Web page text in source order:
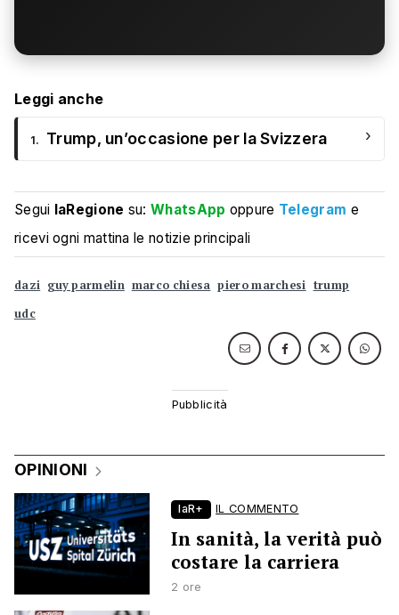
Leggi anche
1. Trump, un’occasione per la Svizzera ›
Segui laRegione su:WhatsApp oppure Telegram e
ricevi ogni mattina le notizie principali
dazi guy parmelin marco chiesa piero marchesi trump
udc
OPINIONI
laR+ IL COMMENTO
In sanità, la verità può
costare la carriera
2 ore